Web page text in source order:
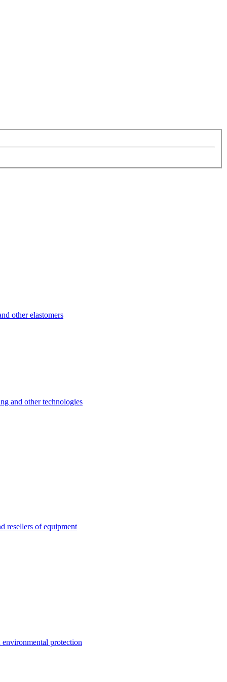
other elastomers
and other technologies
resellers of equipment
protection